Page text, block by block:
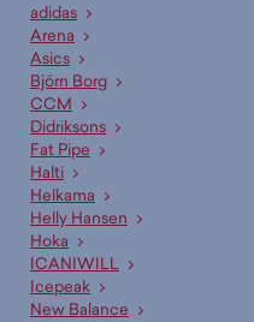
adidas
Arena
Asics
Björn Borg
CCM
Didriksons
Fat Pipe
Halti
Helkama
Helly Hansen
Hoka
ICANIWILL
Icepeak
New Balance